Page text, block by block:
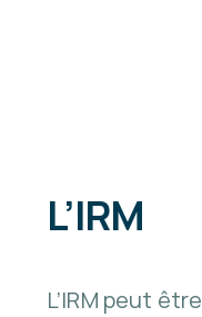
L’IRM
L’IRM peut être